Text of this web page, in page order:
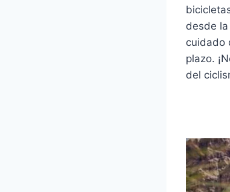
desde
cuidado
plazo.
del